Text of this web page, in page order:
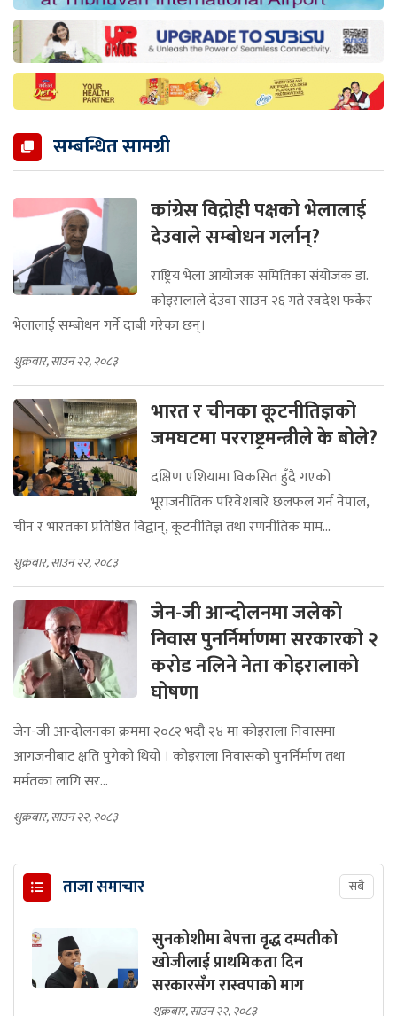
सम्बन्धित सामग्री
कांग्रेस विद्रोही पक्षको भेलालाई
देउवाले सम्बोधन गर्लान्?
राष्ट्रिय भेला आयोजक समितिका संयोजक डा.
कोइरालाले देउवा साउन २६ गते स्वदेश फर्केर
भेलालाई सम्बोधन गर्ने दाबी गरेका छन्।
शुक्रबार, साउन २२, २०८३
भारत र चीनका कूटनीतिज्ञको
जमघटमा परराष्ट्रमन्त्रीले के बोले?
दक्षिण एशियामा विकसित हुँदै गएको
भूराजनीतिक परिवेशबारे छलफल गर्न नेपाल,
चीन र भारतका प्रतिष्ठित विद्वान्, कूटनीतिज्ञ तथा रणनीतिक माम...
शुक्रबार, साउन २२, २०८३
जेन-जी आन्दोलनमा जलेको
निवास पुनर्निर्माणमा सरकारको २
करोड नलिने नेता कोइरालाको
घोषणा
जेन-जी आन्दोलनका क्रममा २०८२ भदौ २४ मा कोइराला निवासमा
आगजनीबाट क्षति पुगेको थियो । कोइराला निवासको पुनर्निर्माण तथा
मर्मतका लागि सर...
शुक्रबार, साउन २२, २०८३
ताजा समाचार सबै
सुनकोशीमा बेपत्ता वृद्ध दम्पतीको
खोजीलाई प्राथमिकता दिन
सरकारसँग रास्वपाको माग
शुक्रबार, साउन २२, २०८३